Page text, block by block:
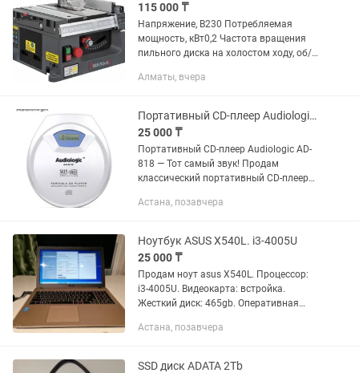
115 000 ₸
Напряжение, В230 Потребляемая
мощность, кВт0,2 Частота вращения
пильного диска на холостом ходу, об/
(посадочный) диаметр пильного диска,
Алматы, вчера
Портативный CD-плеер Audiologic AD-818
25 000 ₸
Портативный CD-плеер Audiologic AD-
818 — Тот самый звук! Продам
классический портативный CD-плеер
корпусе. Идеальный гаджет для
Астана, позавчера
Ноутбук ASUS X540L. i3-4005U
25 000 ₸
Продам ноут asus X540L. Процессор:
i3-4005U. Видеокарта: встройка.
Жесткий диск: 465gb. Оперативная
расширить нету слота. Стоит 10 Винда
Астана, позавчера
SSD диск ADATA 2Tb